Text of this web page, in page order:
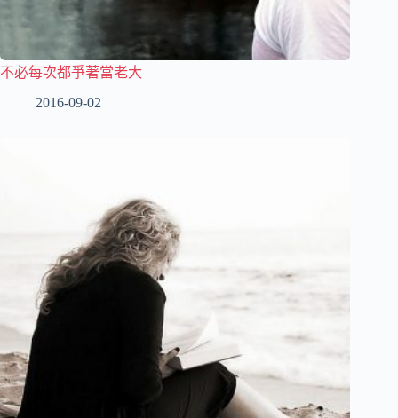
不必每次都爭著當老大
2016-09-02